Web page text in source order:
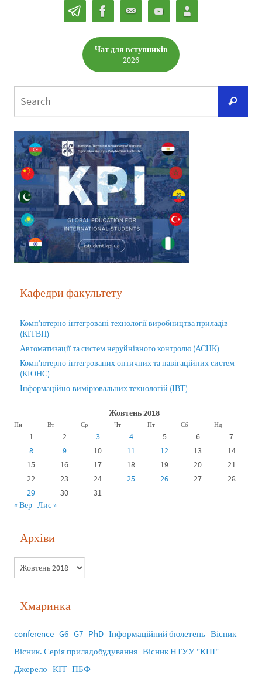
Чат для вступників
2026
Кафедри факультету
Комп’ютерно-інтегровані технології виробництва приладів
(КІТВП)
Автоматизації та систем неруйнівного контролю (АСНК)
Комп’ютерно-інтегрованих оптичних та навігаційних систем
(КІОНС)
Інформаційно-вимірювальних технологій (ІВТ)
Жовтень 2018
Пн Вт Ср Чт Пт Сб Нд
1 2 3 4 5 6
7
8
9 10 11 12 13
14
15
16 17 18 19 20
21
22
23 24 25 26 27
28
29
30
31
« Вер Лис »
Архіви
Хмаринка
conference G6 G7 PhD Інформаційний бюлетень Вісник
Вісник. Серія приладобудування Вісник НТУУ "КПІ"
Джерело КІТ ПБФ